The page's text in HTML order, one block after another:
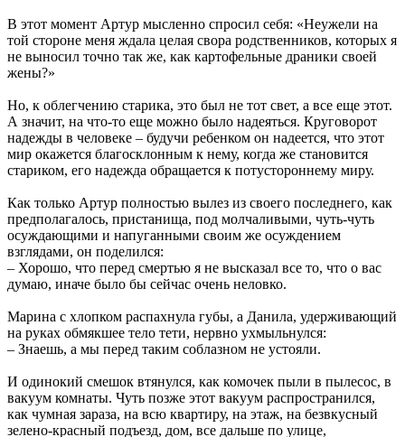
В этот момент Артур мысленно спросил себя: «Неужели на
той стороне меня ждала целая свора родственников, которых я
не выносил точно так же, как картофельные драники своей
жены?»
Но, к облегчению старика, это был не тот свет, а все еще этот.
А значит, на что-то еще можно было надеяться. Круговорот
надежды в человеке – будучи ребенком он надеется, что этот
мир окажется благосклонным к нему, когда же становится
стариком, его надежда обращается к потустороннему миру.
Как только Артур полностью вылез из своего последнего, как
предполагалось, пристанища, под молчаливыми, чуть-чуть
осуждающими и напуганными своим же осуждением
взглядами, он поделился:
– Хорошо, что перед смертью я не высказал все то, что о вас
думаю, иначе было бы сейчас очень неловко.
Марина с хлопком распахнула губы, а Данила, удерживающий
на руках обмякшее тело тети, нервно ухмыльнулся:
– Знаешь, а мы перед таким соблазном не устояли.
И одинокий смешок втянулся, как комочек пыли в пылесос, в
вакуум комнаты. Чуть позже этот вакуум распространился,
как чумная зараза, на всю квартиру, на этаж, на безвкусный
зелено-красный подъезд, дом, все дальше по улице,